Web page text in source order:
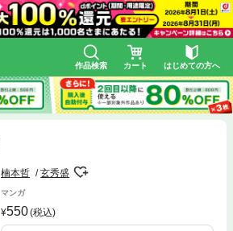
作品検索 カート はじめての方へ
楠本哲 玄秀盛
マンガ
550(税込)